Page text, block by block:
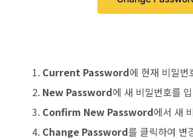
Current Password에 현재 비밀번
New Password에 새 비밀번호를
Confirm New Password에서 새
Change Password를 클릭하여 변